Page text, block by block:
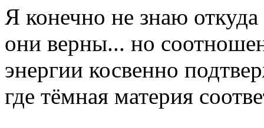
Я конечно не знаю
они верны... но
энергии косвенно
где тёмная материя